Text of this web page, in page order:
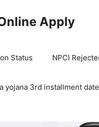
Apply
Status NPCI
yojana 3rd installment date